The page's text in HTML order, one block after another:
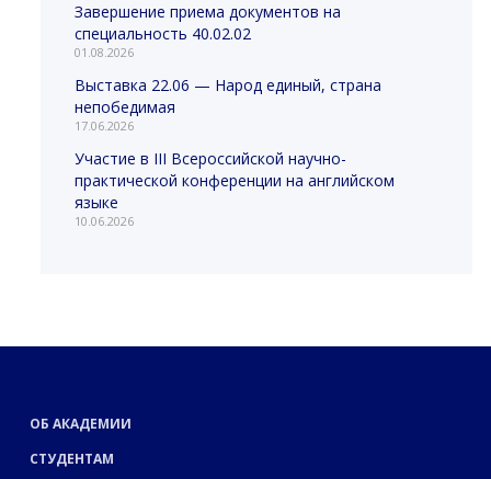
Завершение приема документов на
специальность 40.02.02
01.08.2026
Выставка 22.06 — Народ единый, страна
непобедимая
17.06.2026
Участие в III Всероссийской научно-
практической конференции на английском
языке
10.06.2026
ОБ АКАДЕМИИ
СТУДЕНТАМ